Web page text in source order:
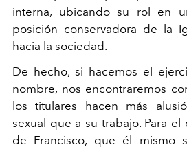
interna, ubicando su rol en
posición conservadora de la
hacia la sociedad.
De hecho, si hacemos el
nombre, nos encontraremos
los titulares hacen más
sexual que a su trabajo. Para
de Francisco, que él mismo